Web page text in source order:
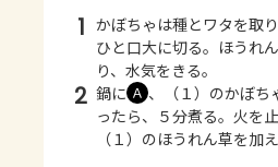
1 かぼちゃは種とワタを取
ひと口大に切る。ほうれ
り、水気をきる。
2 鍋に Ａ 、（１）のかぼち
ったら、５分煮る。火を
（１）のほうれん草を加